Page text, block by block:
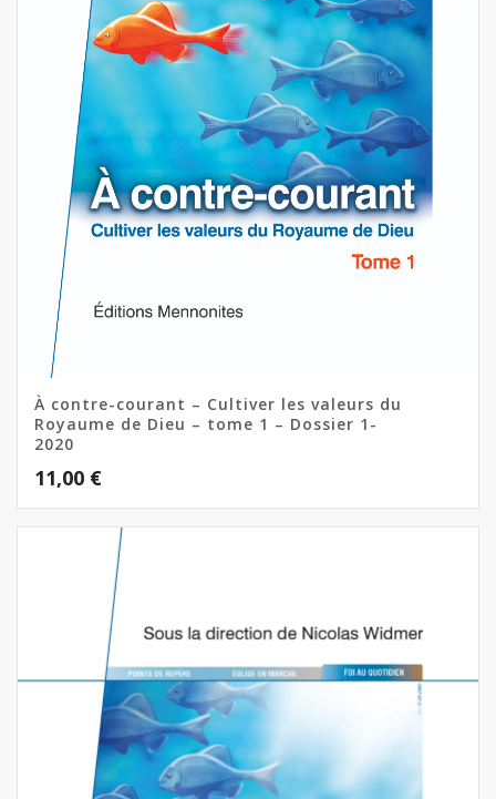
À contre-courant – Cultiver les valeurs du
Royaume de Dieu – tome 1 – Dossier 1-
2020
11,00 €